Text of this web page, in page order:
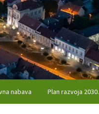
nabava Plan razvoja 2030.